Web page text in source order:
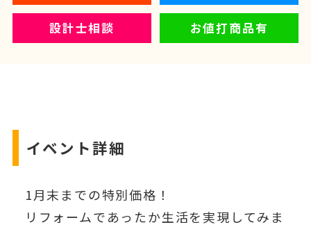
設計士相談 お値打商品有
イベント詳細
1月末までの特別価格！
リフォームであったか生活を実現してみま